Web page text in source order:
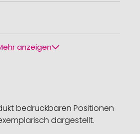
anzeigen
bedruckbaren Positionen
dargestellt.